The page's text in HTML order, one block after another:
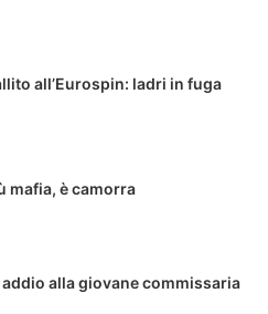
all’Eurospin: ladri in fuga
mafia, è camorra
alla giovane commissaria